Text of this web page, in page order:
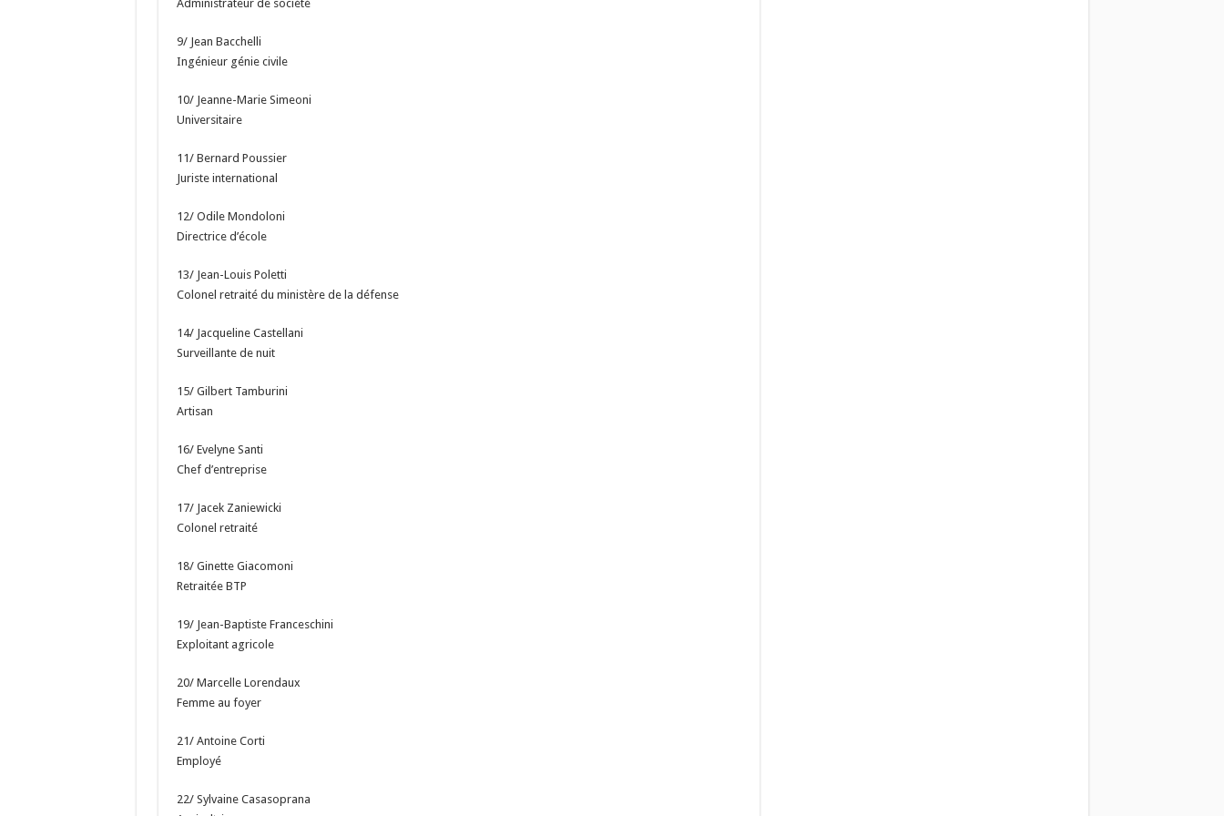
Administrateur de société
9/ Jean Bacchelli
Ingénieur génie civile
10/ Jeanne-Marie Simeoni
Universitaire
11/ Bernard Poussier
Juriste international
12/ Odile Mondoloni
Directrice d’école
13/ Jean-Louis Poletti
Colonel retraité du ministère de la défense
14/ Jacqueline Castellani
Surveillante de nuit
15/ Gilbert Tamburini
Artisan
16/ Evelyne Santi
Chef d’entreprise
17/ Jacek Zaniewicki
Colonel retraité
18/ Ginette Giacomoni
Retraitée BTP
19/ Jean-Baptiste Franceschini
Exploitant agricole
20/ Marcelle Lorendaux
Femme au foyer
21/ Antoine Corti
Employé
22/ Sylvaine Casasoprana